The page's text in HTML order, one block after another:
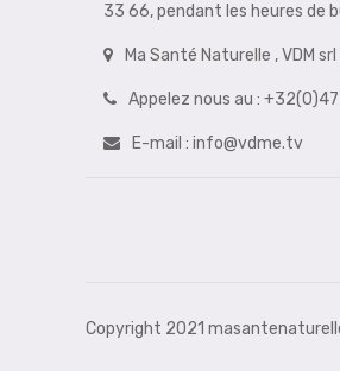
33 66, pendant les heures de
Ma Santé Naturelle , VDM
Appelez nous au :
E-mail : info@vdme.tv
Copyright 2021